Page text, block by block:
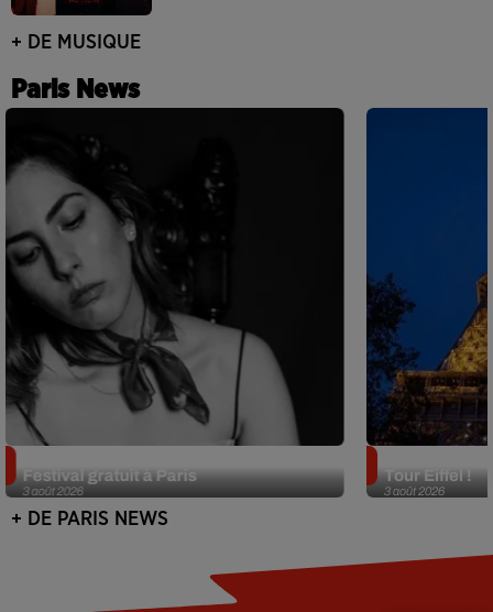
+ DE MUSIQUE
Paris News
3 août 2026
Festival gratuit à Paris
3 août 2026
Tour Eiffel !
+ DE PARIS NEWS